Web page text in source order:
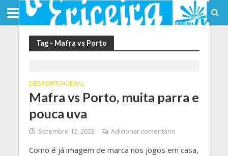
Tag - Mafra vs Porto
DESPORTO•GERAL
Mafra vs Porto, muita parra e
pouca uva
Setembro 12, 2022 Adicionar comentário
Como é já imagem de marca nos jogos em casa,